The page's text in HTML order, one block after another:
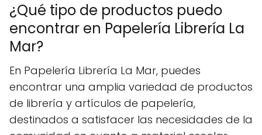
¿Qué tipo de productos puedo
encontrar en Papelería Librería La
Mar?
En Papelería Librería La Mar, puedes
encontrar una amplia variedad de productos
de librería y artículos de papelería,
destinados a satisfacer las necesidades de la